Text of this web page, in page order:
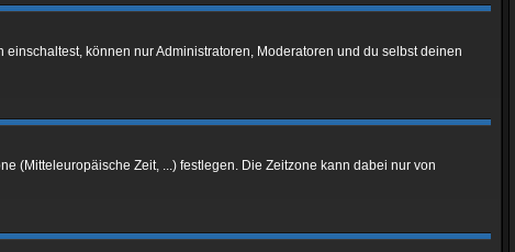
können nur Administratoren, Moderatoren und du selbst deinen
(Mitteleuropäische Zeit, ...) festlegen. Die Zeitzone kann dabei nur von